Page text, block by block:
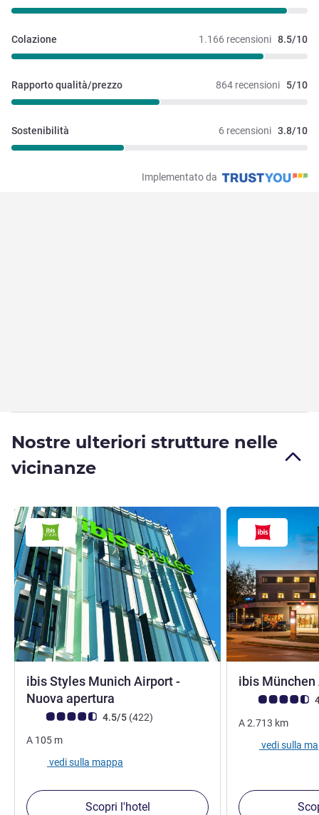
1.166 recensioni 8.5/10
Colazione
864 recensioni 5/10
Rapporto qualità/prezzo
6 recensioni 3.8/10
Sostenibilità
Implementato da
Nostre ulteriori strutture nelle
vicinanze
ibis Styles Munich Airport -
Nuova apertura
Giudizio clienti (Valutazione ALL)
4.5/5 (422recensioni
)
A 105 m
vedi sulla mappa
Scopri l'hotel
ibis München
Giudizio clienti
A2.713 km
vedi sulla